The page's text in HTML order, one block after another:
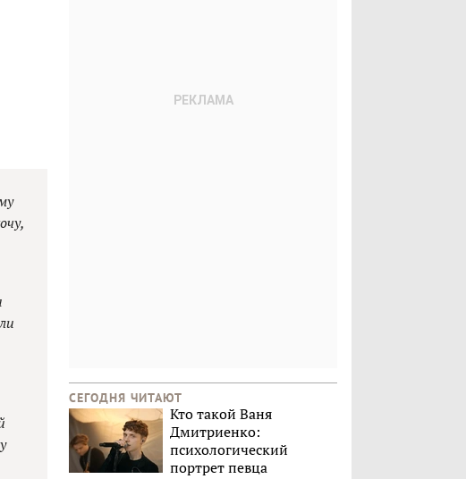
СЕГОДНЯ ЧИТАЮТ
Кто такой Ваня
Дмитриенко:
психологический
портрет певца